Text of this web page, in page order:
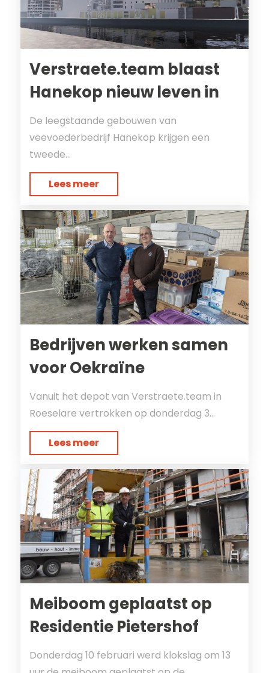
Verstraete.team blaast
Hanekop nieuw leven in
De leegstaande gebouwen van
veevoederbedrijf Hanekop krijgen een
tweede...
Lees meer
Bedrijven werken samen
voor Oekraïne
Vanuit het depot van Verstraete.team in
Roeselare vertrokken op donderdag 3...
Lees meer
Meiboom geplaatst op
Residentie Pietershof
Donderdag 10 februari werd klokslag om 13